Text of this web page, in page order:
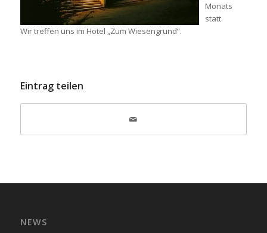
Monats
statt.
Wir treffen uns im Hotel „Zum Wiesengrund“.
Eintrag teilen
NEWS